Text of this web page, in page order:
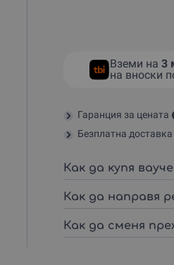
Вземи на3
на вноски
Гаранция за цената
Безплатна доставка
Как да купя
Как да направя
Как да сменя